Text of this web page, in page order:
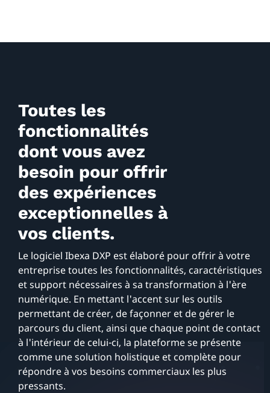
Toutes les
fonctionnalités
dont vous avez
besoin pour offrir
des expériences
exceptionnelles à
vos clients.
Le logiciel Ibexa DXP est élaboré pour offrir à votre
entreprise toutes les fonctionnalités, caractéristiques
et support nécessaires à sa transformation à l'ère
numérique. En mettant l'accent sur les outils
permettant de créer, de façonner et de gérer le
parcours du client, ainsi que chaque point de contact
à l'intérieur de celui-ci, la plateforme se présente
comme une solution holistique et complète pour
répondre à vos besoins commerciaux les plus
pressants.